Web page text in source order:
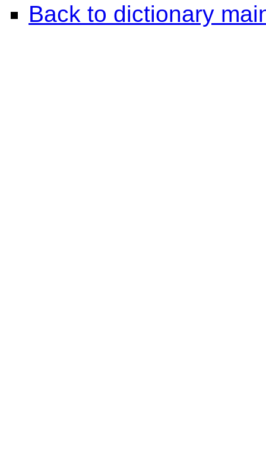
Back to dictionary